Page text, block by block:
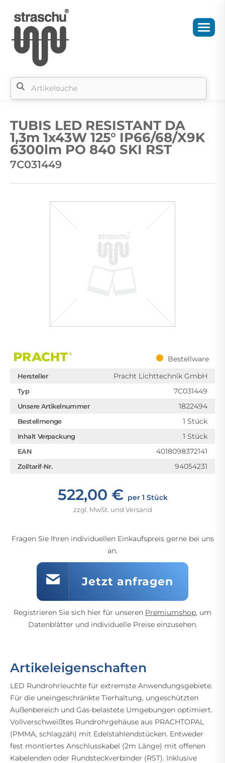
TUBIS LED RESISTANT DA
1,3m 1x43W 125° IP66/68/X9K
6300lm PO 840 SKI RST
7C031449
Bestellware
Hersteller Pracht Lichttechnik GmbH
Typ 7C031449
Unsere Artikelnummer 1822494
Bestellmenge 1 Stück
Inhalt Verpackung 1 Stück
EAN 4018098372141
Zolltarif-Nr. 94054231
522,00 € per 1 Stück
zzgl. MwSt. und Versand
Fragen Sie Ihren individuellen Einkaufspreis gerne bei uns
an.
Jetzt anfragen
Registrieren Sie sich hier für unseren Premiumshop, um
Datenblätter und individuelle Preise einzusehen.
Artikeleigenschaften
LED Rundrohrleuchte für extremste Anwendungsgebiete.
Für die uneingeschränkte Tierhaltung, ungeschützten
Außenbereich und Gas-belastete Umgebungen optimiert.
Vollverschweißtes Rundrohrgehäuse aus PRACHTOPAL
(PMMA, schlagzäh) mit Edelstahlendstücken. Entweder
fest montiertes Anschlusskabel (2m Länge) mit offenen
Kabelenden oder Rundsteckverbinder (RST). Inklusive